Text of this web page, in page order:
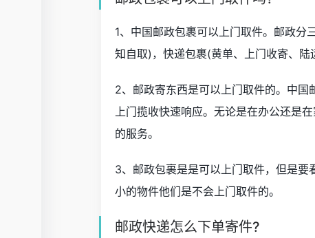
1、中国邮政包裹可以上门取件。邮政分
知自取)，快递包裹(黄单、上门收寄、陆
2、邮政寄东西是可以上门取件的。中国
上门揽收快速响应。无论是在办公还是
的服务。
3、邮政包裹是是可以上门取件，但是
小的物件他们是不会上门取件的。
邮政快递怎么下单寄件?